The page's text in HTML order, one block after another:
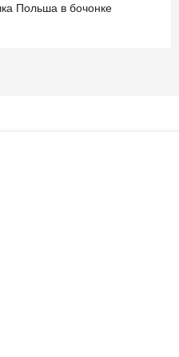
Польша в бочонке